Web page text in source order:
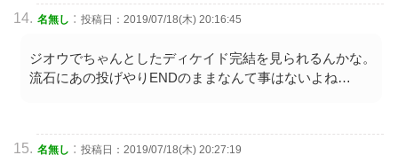
名無し : 投稿日：2019/07/18(木) 20:16:45
ジオウでちゃんとしたディケイド完結を見られるんかな。
流石にあの投げやりENDのままなんて事はないよね…
名無し : 投稿日：2019/07/18(木) 20:27:19